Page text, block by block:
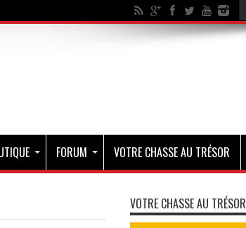
FORUM VOTRE CHASSE AU TRÉSOR
VOTRE CHASSE AU TRÉSOR